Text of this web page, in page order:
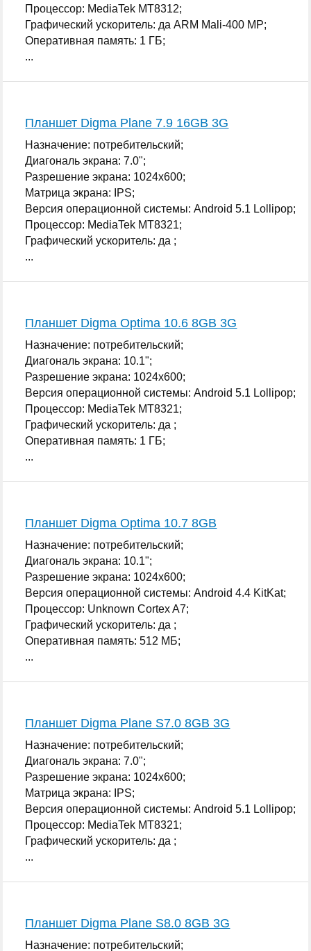
Процессор: MediaTek MT8312;
Графический ускоритель: да ARM Mali-400 MP;
Оперативная память: 1 ГБ;
...
Планшет Digma Plane 7.9 16GB 3G
Назначение: потребительский;
Диагональ экрана: 7.0";
Разрешение экрана: 1024x600;
Матрица экрана: IPS;
Версия операционной системы: Android 5.1 Lollipop;
Процессор: MediaTek MT8321;
Графический ускоритель: да ;
...
Планшет Digma Optima 10.6 8GB 3G
Назначение: потребительский;
Диагональ экрана: 10.1";
Разрешение экрана: 1024x600;
Версия операционной системы: Android 5.1 Lollipop;
Процессор: MediaTek MT8321;
Графический ускоритель: да ;
Оперативная память: 1 ГБ;
...
Планшет Digma Optima 10.7 8GB
Назначение: потребительский;
Диагональ экрана: 10.1";
Разрешение экрана: 1024x600;
Версия операционной системы: Android 4.4 KitKat;
Процессор: Unknown Cortex A7;
Графический ускоритель: да ;
Оперативная память: 512 МБ;
...
Планшет Digma Plane S7.0 8GB 3G
Назначение: потребительский;
Диагональ экрана: 7.0";
Разрешение экрана: 1024x600;
Матрица экрана: IPS;
Версия операционной системы: Android 5.1 Lollipop;
Процессор: MediaTek MT8321;
Графический ускоритель: да ;
...
Планшет Digma Plane S8.0 8GB 3G
Назначение: потребительский;